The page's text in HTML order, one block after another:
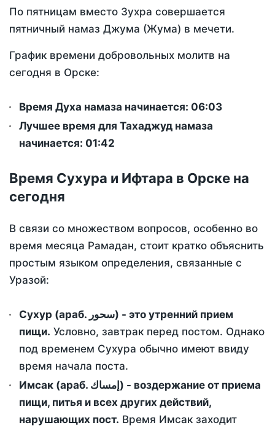
По пятницам вместо Зухра совершается
пятничный намаз Джума (Жума) в мечети.
График времени добровольных молитв на
сегодня в Орске:
Время Духа намаза начинается: 06:03
Лучшее время для Тахаджуд намаза
начинается: 01:42
Время Сухура и Ифтара в Орске на
сегодня
В связи со множеством вопросов, особенно во
время месяца Рамадан, стоит кратко объяснить
простым языком определения, связанные с
Уразой:
Сухур (араб. سحور) - это утренний прием
пищи. Условно, завтрак перед постом. Однако
под временем Сухура обычно имеют ввиду
время начала поста.
Имсак (араб. إمساك) - воздержание от приема
пищи, питья и всех других действий,
нарушающих пост. Время Имсак заходит